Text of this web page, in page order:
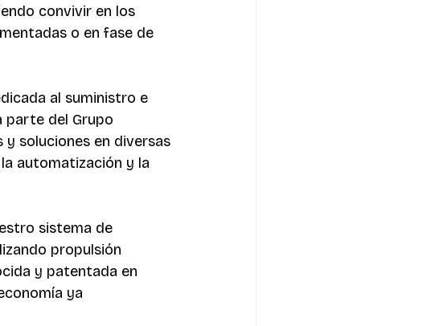
convivir en los
o en fase de
al suministro e
parte del Grupo
soluciones en diversas
automatización y la
sistema de
propulsión
y patentada en
ya